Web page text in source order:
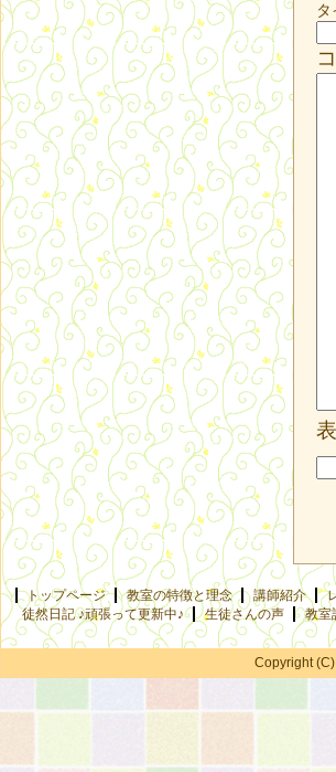
トップページ 教室の特徴と理念 講師紹介
徒然日記 ♪頑張って更新中♪
生徒さんの声 教室
Copyright